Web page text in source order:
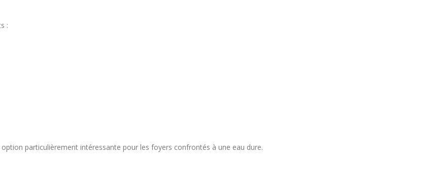
:
particulièrement intéressante pour les foyers confrontés à une eau dure.